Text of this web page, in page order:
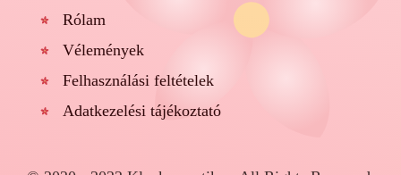
Rólam
Vélemények
Felhasználási feltételek
Adatkezelési tájékoztató